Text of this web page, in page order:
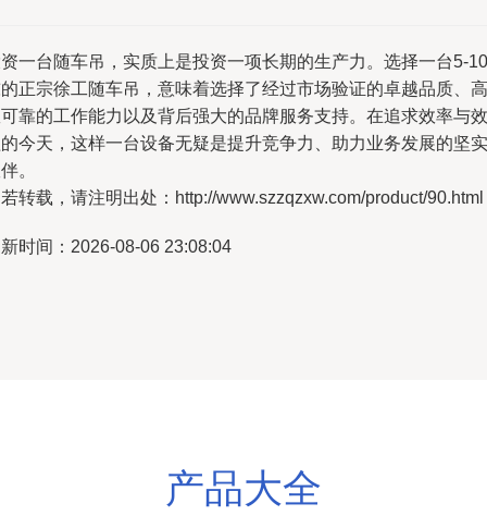
一台随车吊，实质上是投资一项长期的生产力。选择一台5-10
正宗徐工随车吊，意味着选择了经过市场验证的卓越品质、高
靠的工作能力以及背后强大的品牌服务支持。在追求效率与效
今天，这样一台设备无疑是提升竞争力、助力业务发展的坚实
。
转载，请注明出处：http://www.szzqzxw.com/product/90.html
时间：2026-08-06 23:08:04
产品大全